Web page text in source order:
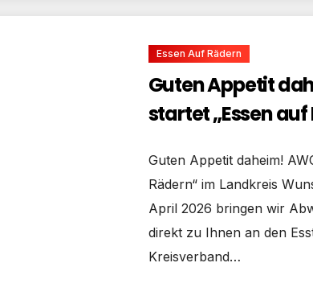
Essen Auf Rädern
Guten Appetit
startet „Essen
Guten Appetit daheim!
Rädern“ im Landkreis
April 2026 bringen wir
direkt zu Ihnen an den
Kreisverband…